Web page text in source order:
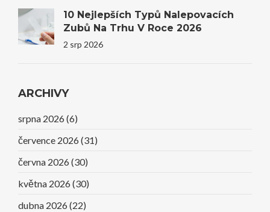
10 Nejlepších Typů Nalepovacích
Zubů Na Trhu V Roce 2026
2 srp 2026
ARCHIVY
srpna 2026 (6)
července 2026 (31)
června 2026 (30)
května 2026 (30)
dubna 2026 (22)